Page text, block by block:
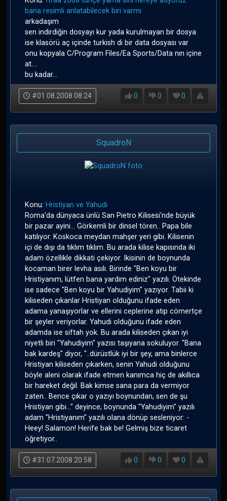
bana resimli anlatabilecek biri varmı
arkadaşım
sen indirdiğin dosyayı kur yada kurulmayan bir dosya
ise klasörü aç içinde turkish di bir data dosyası var
onu kopyala C/Program Files/Ea Sports/Data nın içine
at....
bu kadar...
#01.08.2008 08:24 0 0 0
SquadroN
Konu: Hristiyan ve Yahudi
Roma'da dünyaca ünlü San Pietro Kilisesi'nde büyük
bir pazar ayini... Görkemli bir dinsel tören.. Papa bile
katılıyor. Koskoca meydan mahşer yeri gibi. Kilisenin
içi de dışı da tıklım tıklım. Bu arada kilise kapısında iki
adam özellikle dikkati çekiyor. Ikisinin de boynunda
kocaman birer levha asılı. Birinde "Ben koyu bir
Hristiyanım, lütfen bana yardım ediniz" yazılı. Ötekinde
ise sadece "Ben koyu bir Yahudiyim" yazıyor. Tabii ki
kiliseden çıkanlar Hristiyan olduğunu ifade eden
adama yanaşıyorlar ve ellerini ceplerine atıp cömertçe
bir şeyler veriyorlar. Yahudi olduğunu ifade eden
adamda ise siftah yok. Bu arada kiliseden çıkan iyi
niyetli biri "Yahudiyim" yazısı taşıyana sokuluyor. "Bana
bak kardeş" diyor, "..dürüstlük iyi bir şey, ama binlerce
Hristiyan kiliseden çıkarken, senin Yahudi olduğunu
böyle aleni olarak ifade etmen kanımca hiç de akıllıca
bir hareket değil. Bak kimse sana para da vermiyor
zaten.. Bence çıkar o yazıyı boynundan, sen de şu
Hristiyan gibi..." deyince; boynunda "Yahudiyim" yazılı
adam "Hristiyanım" yazılı olana dönüp sesleniyor: -
Heey! Salamon! Herife bak be! Gelmiş bize ticaret
öğretiyor..
#31.07.2008 20:58 0 0 0